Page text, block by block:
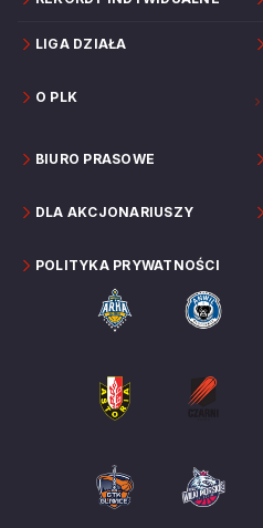
LIGA DZIAŁA
O PLK
BIURO PRASOWE
DLA AKCJONARIUSZY
POLITYKA PRYWATNOŚCI